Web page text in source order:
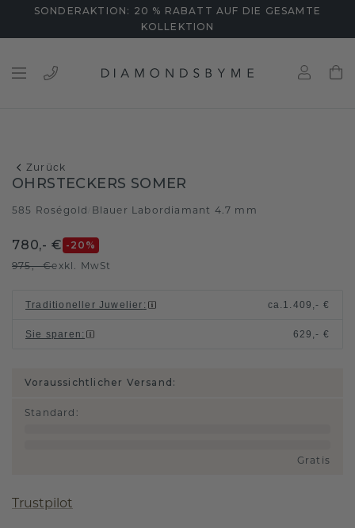
SONDERAKTION: 20 % RABATT AUF DIE GESAMTE
KOLLEKTION
Zurück
OHRSTECKERS SOMER
585 Roségold Blauer Labordiamant 4.7 mm
780,- € -20 %
975,- €exkl. MwSt
Traditioneller Juwelier : ca. 1.409,- €
Sie sparen : 629,- €
Voraussichtlicher Versand:
Standard :
Gratis
Trustpilot